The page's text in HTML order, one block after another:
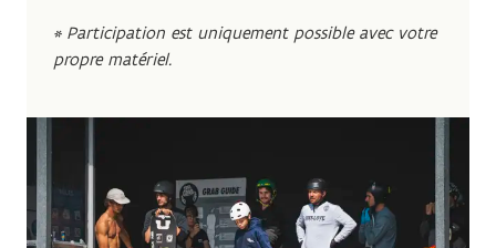
* Participation est uniquement possible avec votre
propre matériel.